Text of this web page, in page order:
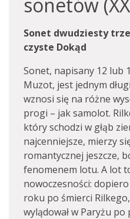
Sonet dwudziesty
czyste Dokąd
Sonet, napisany 12 lub
Muzot, jest jednym
wznosi się na różne
progi – jak samolot.
który schodzi w głąb
najcenniejsze, mierzy
romantycznej jeszcze,
fenomenem lotu. A lot
nowoczesności:
roku po śmierci
wylądował w Paryżu